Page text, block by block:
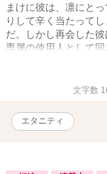
まけに彼は、凛にと
りして辛く当たって
だ。しかし再会した
専属の使用人として
メン社長の立場逆転
文字数
エタニティ